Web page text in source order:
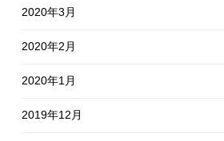
2020年3月
2020年2月
2020年1月
2019年12月